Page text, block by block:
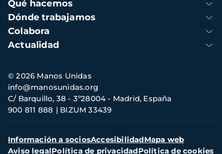
Qué hacemos
Dónde trabajamos
Colabora
Actualidad
Información
de
contacto
© 2026 Manos Unidas
C/ Barquillo, 38 - 3º28004 - Madrid, España
900 811 888
BIZUM 33439
info@manosunidas.org
Menú
secundario
Información a sociosAccesibilidadMapa web
Aviso legalPolítica de privacidadPolítica de cookies